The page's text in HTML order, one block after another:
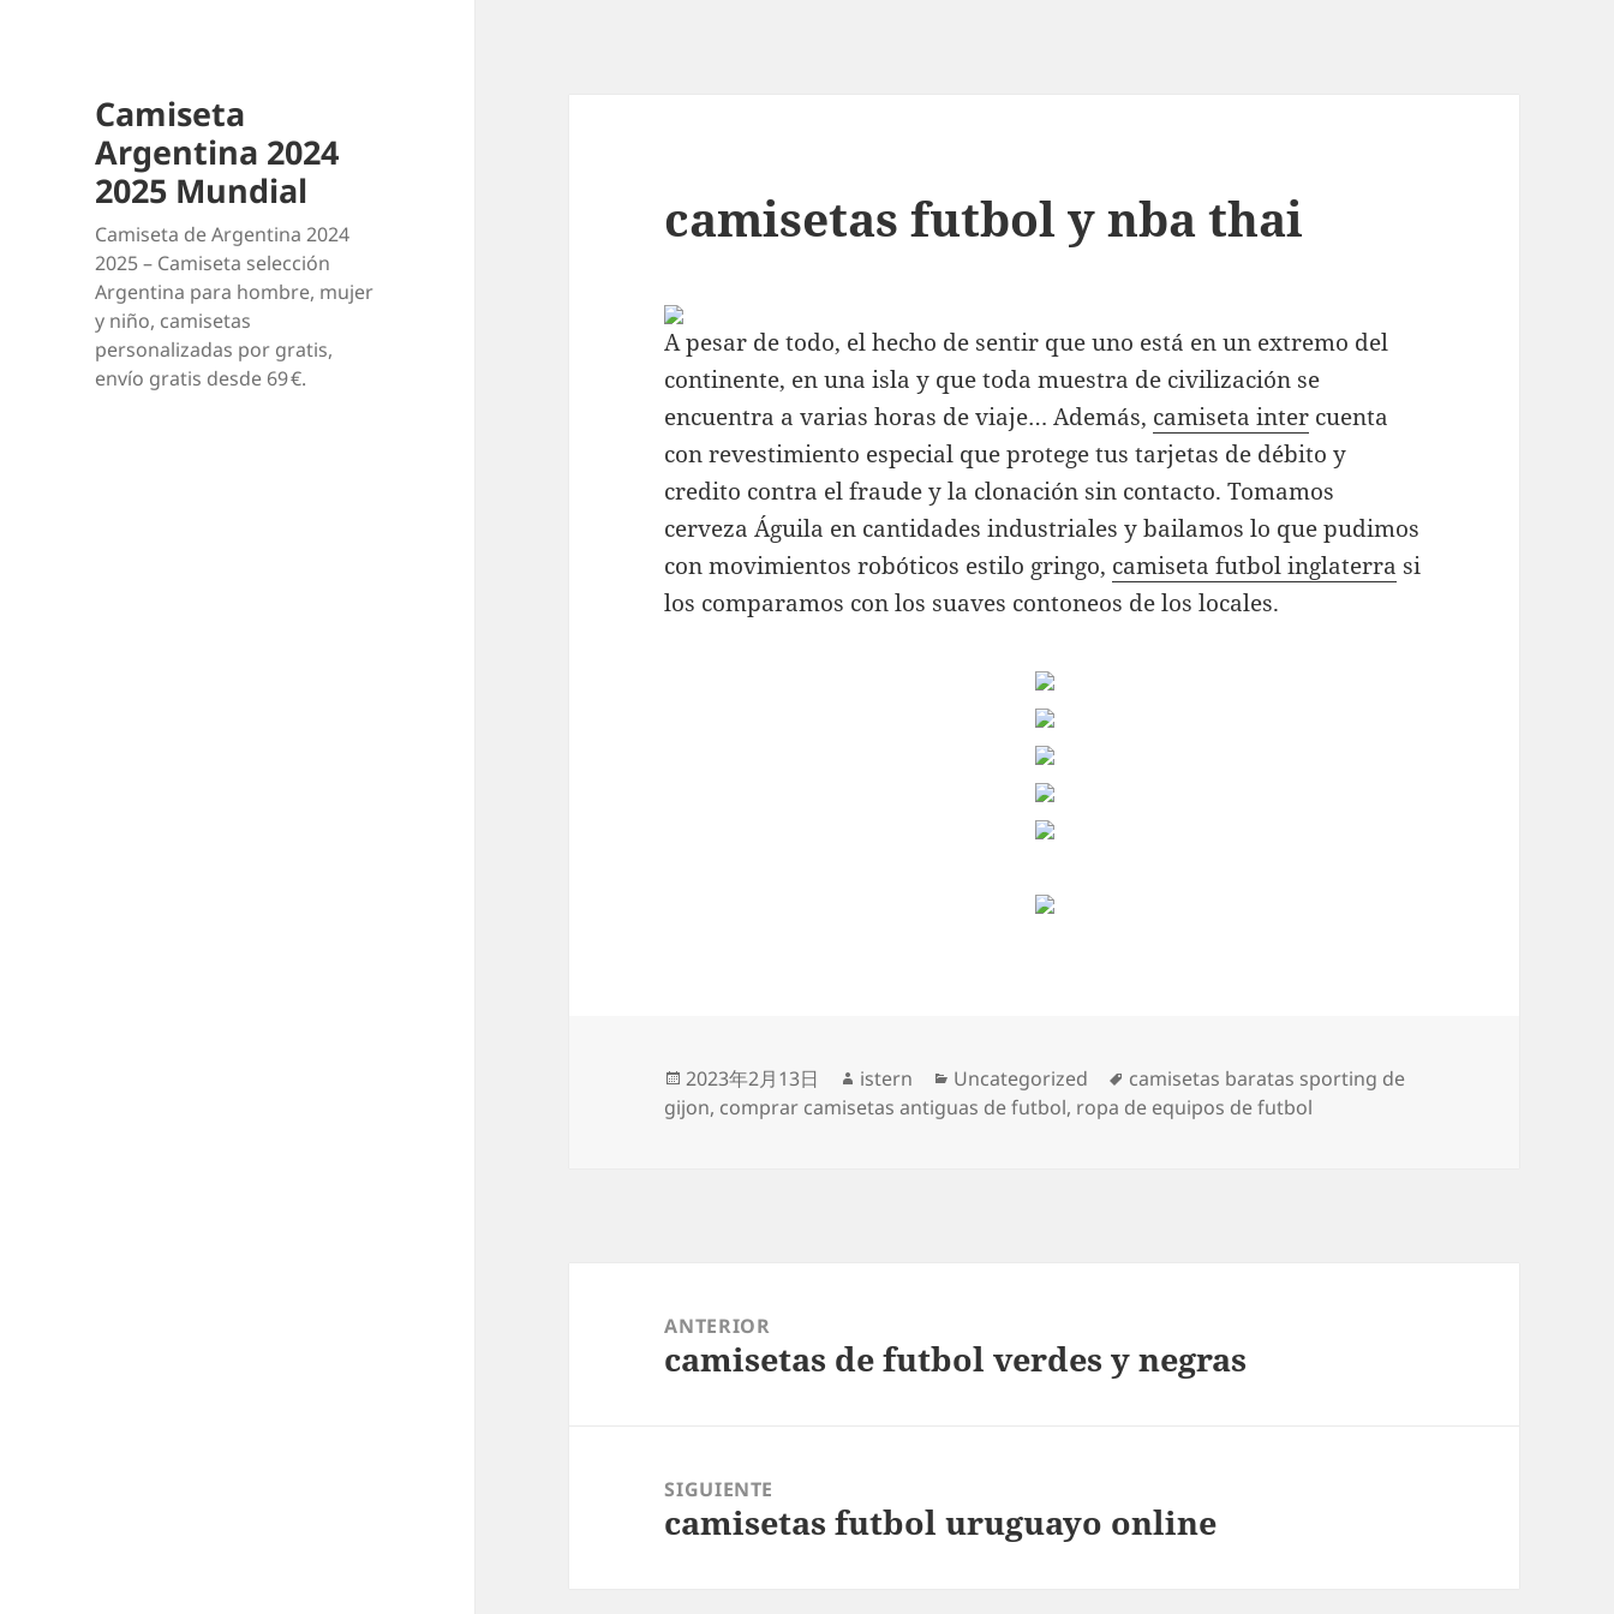
Camiseta
Argentina 2024
2025 Mundial
Camiseta de Argentina 2024
2025 – Camiseta selección
Argentina para hombre, mujer
y niño, camisetas
personalizadas por gratis,
envío gratis desde 69 €.
camisetas futbol y nba thai
A pesar de todo, el hecho de sentir que uno está en un extremo del
continente, en una isla y que toda muestra de civilización se
encuentra a varias horas de viaje… Además, camiseta inter cuenta
con revestimiento especial que protege tus tarjetas de débito y
credito contra el fraude y la clonación sin contacto. Tomamos
cerveza Águila en cantidades industriales y bailamos lo que pudimos
con movimientos robóticos estilo gringo, camiseta futbol inglaterra si
los comparamos con los suaves contoneos de los locales.
Publicado
el
2023年2月13日 Autor
istern Categorías
Uncategorized Etiquetas
camisetas baratas sporting de
gijon, comprar camisetas antiguas de futbol, ropa de equipos de futbol
entradas
ANTERIOR
Entrada
camisetas de futbol verdes y negras
SIGUIENTE
Entrada
camisetas futbol uruguayo online